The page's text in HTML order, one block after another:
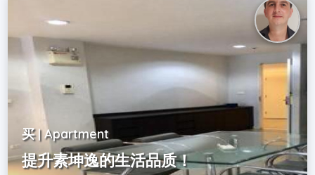
买 | Apartment
提升素坤逸的生活品质！